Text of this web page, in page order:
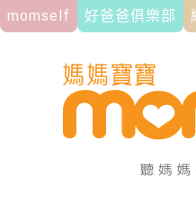
momself 好爸爸俱樂部